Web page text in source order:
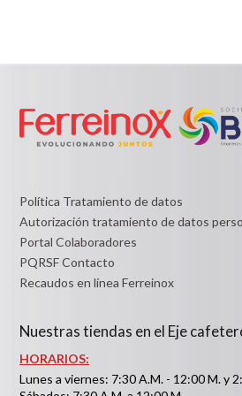
Política Tratamiento de datos
Autorización tratamiento de datos
Portal Colaboradores
PQRSF Contacto
Recaudos en línea Ferreinox
Nuestras tiendas en el Eje
HORARIOS:
Lunes a viernes: 7:30 A.M. - 12:00 M. y